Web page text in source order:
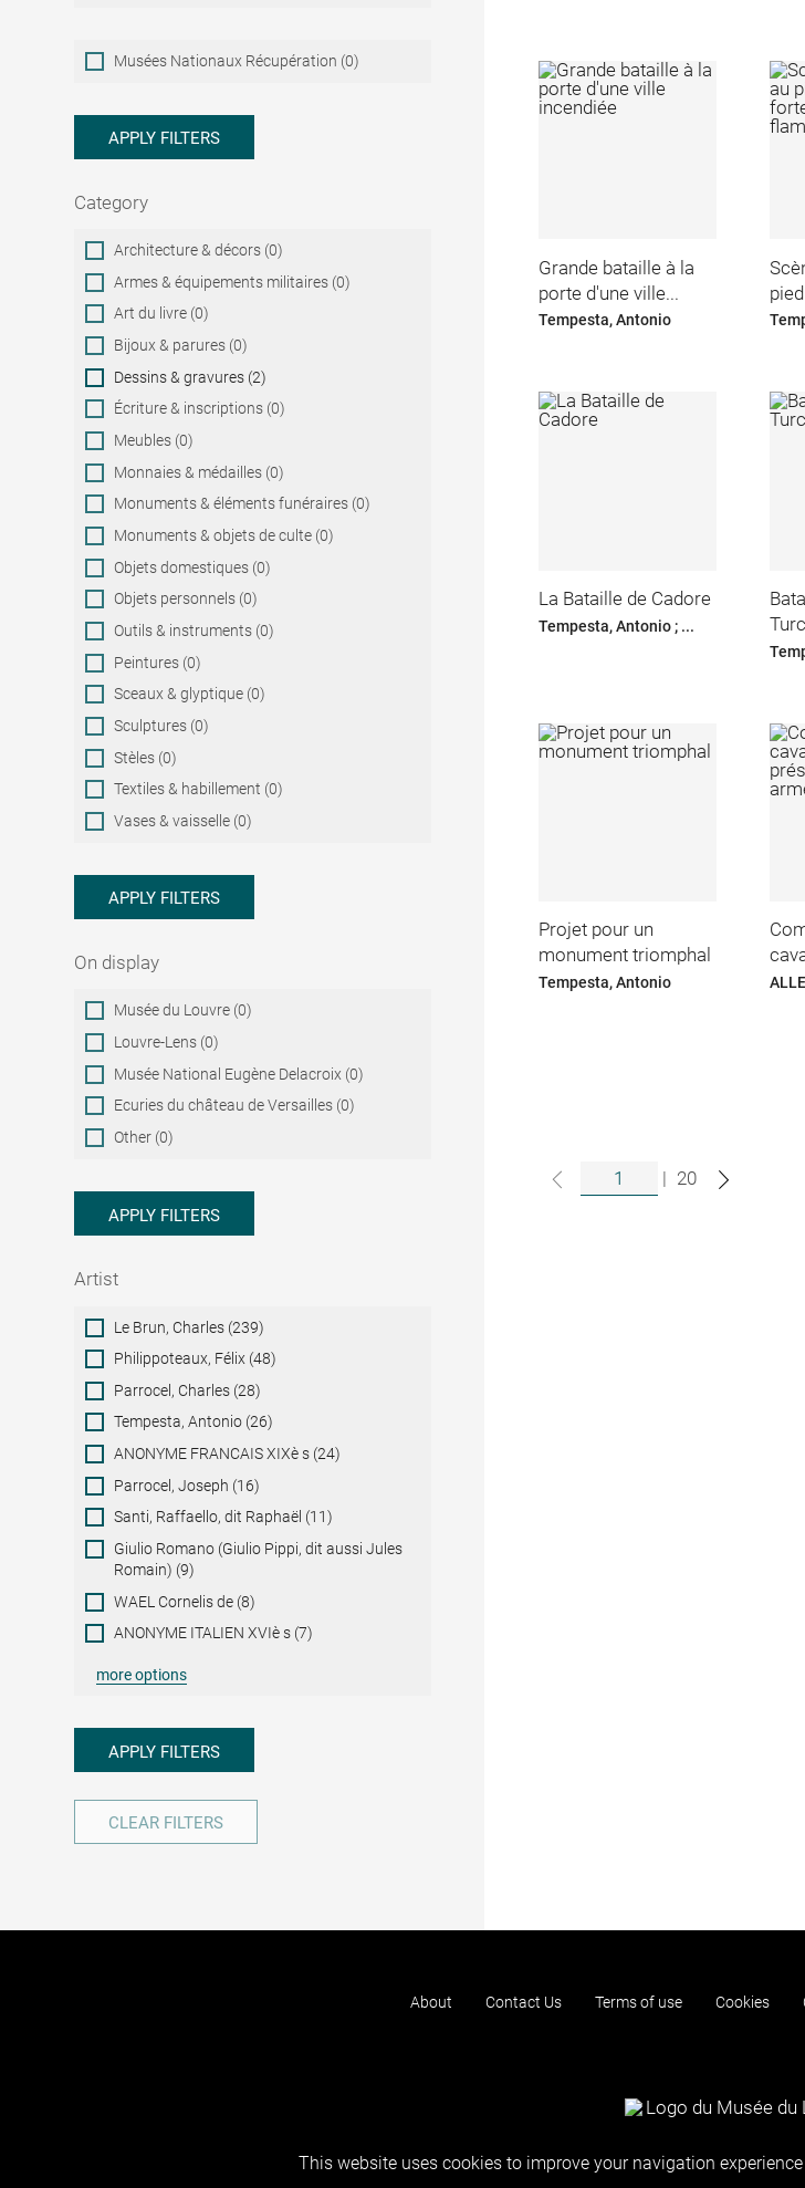
Musées
Nationaux
Musées Nationaux Récupération (0)
APPLY FILTERS
Category
Category
Architecture & décors (0)
Armes & équipements militaires (0)
Art du livre (0)
Bijoux & parures (0)
Dessins & gravures (2)
Écriture & inscriptions (0)
Meubles (0)
Monnaies & médailles (0)
Monuments & éléments funéraires (0)
Monuments & objets de culte (0)
Objets domestiques (0)
Objets personnels (0)
Outils & instruments (0)
Peintures (0)
Sceaux & glyptique (0)
Sculptures (0)
Stèles (0)
Textiles & habillement (0)
Vases & vaisselle (0)
APPLY FILTERS
On display
On
display
Musée du Louvre (0)
Louvre-Lens (0)
Musée National Eugène Delacroix (0)
Ecuries du château de Versailles (0)
Other (0)
APPLY FILTERS
Artist
ArtistLe Brun, Charles (239)
Philippoteaux, Félix (48)
Parrocel, Charles (28)
Tempesta, Antonio (26)
ANONYME FRANCAIS XIXè s (24)
Parrocel, Joseph (16)
Santi, Raffaello, dit Raphaël (11)
Giulio Romano (Giulio Pippi, dit aussi Jules
Romain) (9)
WAEL Cornelis de (8)
ANONYME ITALIEN XVIè s (7)
more options
APPLY FILTERS
CLEAR FILTERS
Grande bataille à la
porte d'une ville...
Tempesta, Antonio
La Bataille de Cadore
Tempesta, Antonio ; ...
Projet pour un
monument triomphal
Tempesta, Antonio
| 20
About Contact Us Terms of use Cookies
This website uses cookies to improve your navigation